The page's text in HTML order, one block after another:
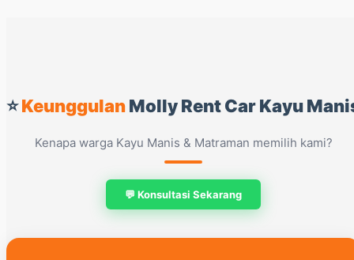
⭐KeunggulanMolly Rent Car Kayu
Kenapa warga Kayu Manis & Matraman memilih kami?
💬 Konsultasi Sekarang